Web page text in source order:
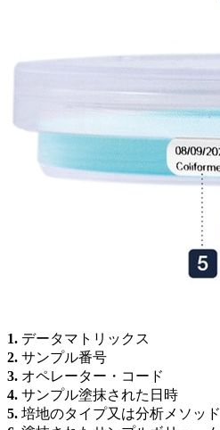
1. データマトリックス
2. サンプル番号
3. オペレーター・コード
4. サンプル塗抹された日時
5. 培地のタイプ又は分析メソッド